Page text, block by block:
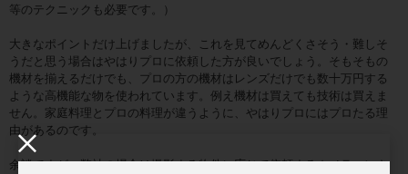
等のテクニックも必要です。）
大きなポイントだけ上げましたが、これを見てめんどくさそう・難しそ
うだと思う場合はやはりプロに依頼した方が良いでしょう。そもそもの
機材を揃えるだけでも、プロの方の機材はレンズだけでも数十万円する
ような高機能な物を使われています。例え機材は買えても技術は買えま
せん。家庭料理とプロの料理が違うように、やはりプロにはプロたる理
由があるのです。
余談ですが、弊社の場合は撮影する物件に応じて依頼するカメラマンさ